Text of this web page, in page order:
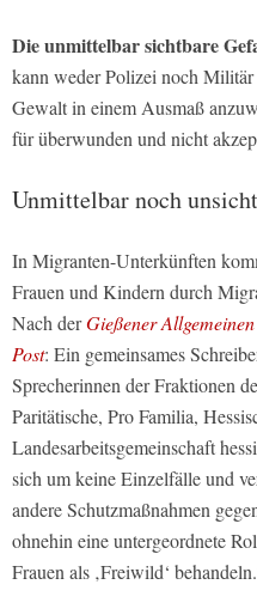
Die unmittelbar sichtbare
kann weder Polizei noch
Gewalt in einem Ausmaß
für überwunden und nicht
Unmittelbar noch
In Migranten-Unterkünften
Frauen und Kindern durch
Nach derGießener Allgemeinen
Post: Ein gemeinsames
Sprecherinnen der Fraktionen
Paritätische, Pro Familia,
Landesarbeitsgemeinschaft
sich um keine Einzelfälle und
andere Schutzmaßnahmen
ohnehin eine untergeordnete
Frauen als ‚Freiwild‘